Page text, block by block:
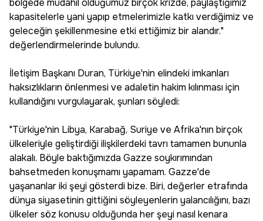
bölgede müdahil olduğumuz birçok krizde, paylaştığımız
kapasitelerle yani yapıp etmelerimizle katkı verdiğimiz ve
geleceğin şekillenmesine etki ettiğimiz bir alandır."
değerlendirmelerinde bulundu.
İletişim Başkanı Duran, Türkiye'nin elindeki imkanları
haksızlıkların önlenmesi ve adaletin hakim kılınması için
kullandığını vurgulayarak, şunları söyledi:
"Türkiye'nin Libya, Karabağ, Suriye ve Afrika'nın birçok
ülkeleriyle geliştirdiği ilişkilerdeki tavrı tamamen bununla
alakalı. Böyle baktığımızda Gazze soykırımından
bahsetmeden konuşmamı yapamam. Gazze'de
yaşananlar iki şeyi gösterdi bize. Biri, değerler etrafında
dünya siyasetinin gittiğini söyleyenlerin yalancılığını, bazı
ülkeler söz konusu olduğunda her şeyi nasıl kenara